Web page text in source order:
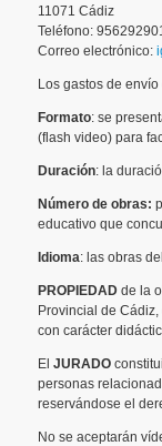
11071 Cádiz
Teléfono:
Correo electrónico:
Los gastos de
Formato: se
(flash video) para
Duración: la
Número de obras:
educativo que
Idioma: las obras
PROPIEDAD de la
Provincial de
con carácter
El JURADO
personas
reservándose el
No se aceptarán